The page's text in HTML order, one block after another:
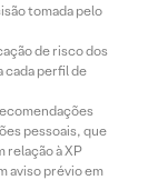
tomada pelo
de risco dos
cada perfil de
pessoais, que
relação à XP
aviso prévio em